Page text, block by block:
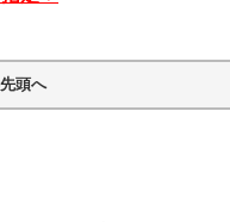
頭へ